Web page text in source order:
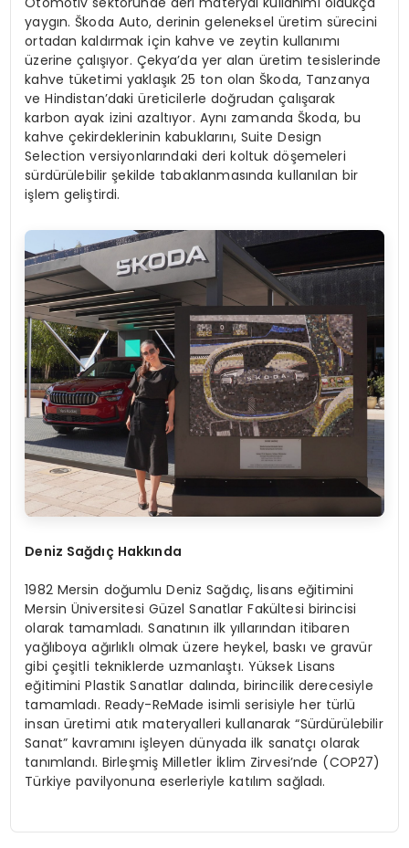
yaygın. Škoda Auto, derinin geleneksel üretim sürecini
ortadan kaldırmak için kahve ve zeytin kullanımı
üzerine çalışıyor. Çekya’da yer alan üretim tesislerinde
kahve tüketimi yaklaşık 25 ton olan Škoda, Tanzanya
ve Hindistan’daki üreticilerle doğrudan çalışarak
karbon ayak izini azaltıyor. Aynı zamanda Škoda, bu
kahve çekirdeklerinin kabuklarını, Suite Design
Selection versiyonlarındaki deri koltuk döşemeleri
sürdürülebilir şekilde tabaklanmasında kullanılan bir
işlem geliştirdi.
Deniz Sağdıç Hakkında
1982 Mersin doğumlu Deniz Sağdıç, lisans eğitimini
Mersin Üniversitesi Güzel Sanatlar Fakültesi birincisi
olarak tamamladı. Sanatının ilk yıllarından itibaren
yağlıboya ağırlıklı olmak üzere heykel, baskı ve gravür
gibi çeşitli tekniklerde uzmanlaştı. Yüksek Lisans
eğitimini Plastik Sanatlar dalında, birincilik derecesiyle
tamamladı. Ready-ReMade isimli serisiyle her türlü
insan üretimi atık materyalleri kullanarak “Sürdürülebilir
Sanat” kavramını işleyen dünyada ilk sanatçı olarak
tanımlandı. Birleşmiş Milletler İklim Zirvesi’nde (COP27)
Türkiye pavilyonuna eserleriyle katılım sağladı.